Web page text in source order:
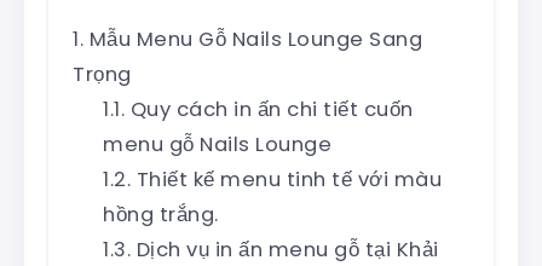
Mẫu Menu Gỗ Nails Lounge Sang
Trọng
Quy cách in ấn chi tiết cuốn
menu gỗ Nails Lounge
Thiết kế menu tinh tế với màu
hồng trắng.
Dịch vụ in ấn menu gỗ tại Khải